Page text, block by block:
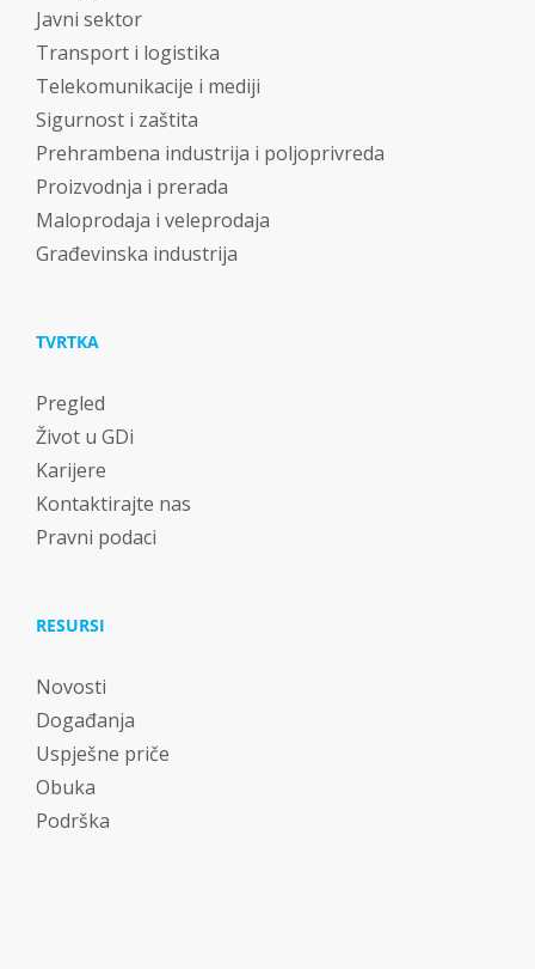
Javni sektor
Transport i logistika
Telekomunikacije i mediji
Sigurnost i zaštita
Prehrambena industrija i poljoprivreda
Proizvodnja i prerada
Maloprodaja i veleprodaja
Građevinska industrija
TVRTKA
Pregled
Život u GDi
Karijere
Kontaktirajte nas
Pravni podaci
RESURSI
Novosti
Događanja
Uspješne priče
Obuka
Podrška